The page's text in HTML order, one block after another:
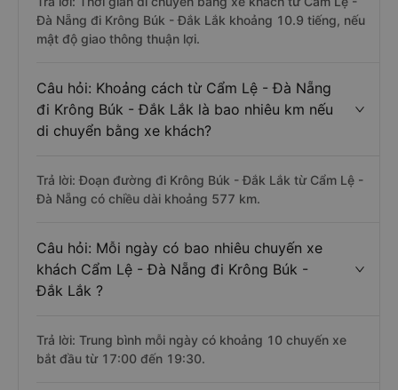
Đà Nẵng đi Krông Búk - Đắk Lắk khoảng 10.9 tiếng, nếu
mật độ giao thông thuận lợi.
Câu hỏi: Khoảng cách từ Cẩm Lệ - Đà Nẵng
đi Krông Búk - Đắk Lắk là bao nhiêu km nếu
di chuyển bằng xe khách?
Trả lời: Đoạn đường đi Krông Búk - Đắk Lắk từ Cẩm Lệ -
Đà Nẵng có chiều dài khoảng 577 km.
Câu hỏi: Mỗi ngày có bao nhiêu chuyến xe
khách Cẩm Lệ - Đà Nẵng đi Krông Búk -
Đắk Lắk ?
Trả lời: Trung bình mỗi ngày có khoảng 10 chuyến xe
bắt đầu từ 17:00 đến 19:30.